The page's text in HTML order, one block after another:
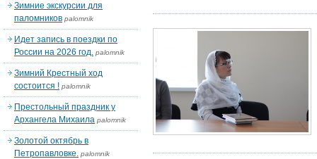
Зимние экскурсии для
паломников palomnik
Идет запись в поездки по
России на 2026 год. palomnik
Зимний Крестный ход
состоится ! palomnik
Престольный праздник у
Архангела Михаила palomnik
Золотой октябрь в
Петропавловке. palomnik